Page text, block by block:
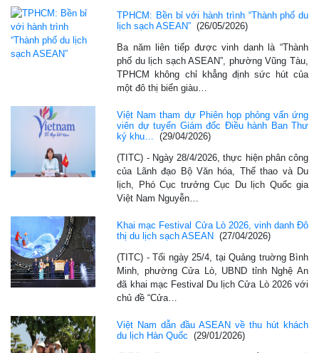
TPHCM: Bền bỉ với hành trình “Thành phố du
lịch sạch ASEAN” (26/05/2026)
Ba năm liên tiếp được vinh danh là “Thành
phố du lịch sạch ASEAN”, phường Vũng Tàu,
TPHCM không chỉ khẳng định sức hút của
một đô thị biển giàu…
Việt Nam tham dự Phiên họp phỏng vấn ứng
viên dự tuyển Giám đốc Điều hành Ban Thư
ký khu…
(29/04/2026)
(TITC) - Ngày 28/4/2026, thực hiện phân công
của Lãnh đạo Bộ Văn hóa, Thể thao và Du
lịch, Phó Cục trưởng Cục Du lịch Quốc gia
Việt Nam Nguyễn…
Khai mạc Festival Cửa Lò 2026, vinh danh Đô
thị du lịch sạch ASEAN
(27/04/2026)
(TITC) - Tối ngày 25/4, tại Quảng truờng Bình
Minh, phường Cửa Lò, UBND tỉnh Nghệ An
đã khai mạc Festival Du lịch Cửa Lò 2026 với
chủ đề “Cửa…
Việt Nam dẫn đầu ASEAN về thu hút khách
du lịch Hàn Quốc
(29/01/2026)